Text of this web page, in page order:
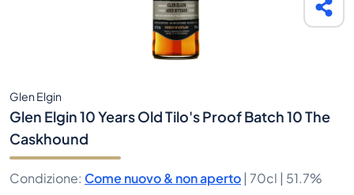
Glen Elgin
Glen Elgin 10 Years Old Tilo's Proof Batch 10 The
Caskhound
Condizione: Come nuovo & non aperto | 70cl | 51.7%